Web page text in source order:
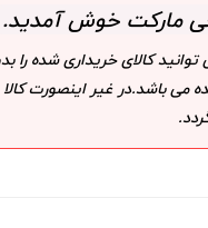
مارکت خوش آمدید.
کالای خریداری شده
می باشد.در غیر